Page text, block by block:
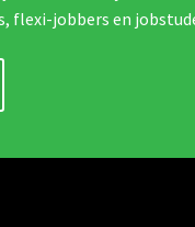
flexi-jobbers en